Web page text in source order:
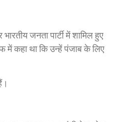
जनता पार्टी में शामिल हुए
में कहा था कि उन्हें पंजाब के लिए